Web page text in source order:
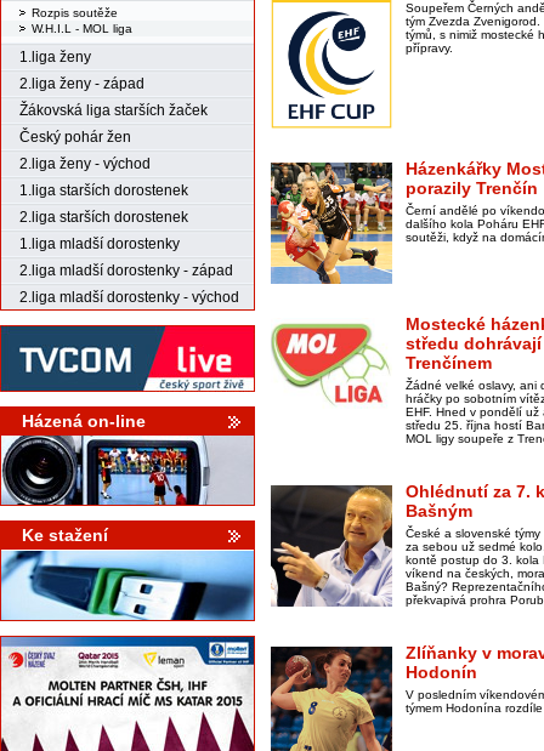
Rozpis soutěže
W.H.I.L - MOL liga
1.liga ženy
2.liga ženy - západ
Žákovská liga starších žaček
Český pohár žen
2.liga ženy - východ
1.liga starších dorostenek
2.liga starších dorostenek
1.liga mladší dorostenky
2.liga mladší dorostenky - západ
2.liga mladší dorostenky - východ
Házená on-line
Ke stažení
Soupeřem Černých
tým Zvezda
týmů, s nimiž mostecké
přípravy.
Házenkářky
porazily Trenčín
Černí andělé po
dalšího kola Poháru
soutěži, když na
Mostecké
středu
Trenčínem
Žádné velké oslavy, ani
hráčky po sobotním
EHF. Hned v pondělí už
středu 25. října hostí
MOL ligy soupeře z
Ohlédnutí za 7.
Bašným
České a slovenské
za sebou už sedmé
kontě postup do 3. kola
víkend na českých,
Bašný?
překvapivá prohra
Zlíňanky v
Hodonín
V posledním
týmem Hodonína